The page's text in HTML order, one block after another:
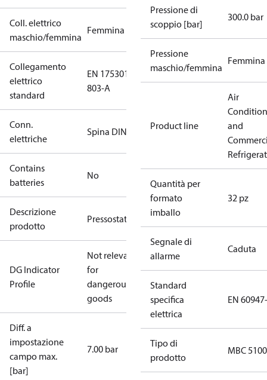
Coll. elettrico
maschio/femmina
Femmina
Collegamento
elettrico
standard
EN 175301-
803-A
Conn.
elettriche
Spina DIN
Contains
batteries
No
Descrizione
prodotto
Pressostato
DG Indicator
Profile
Not relevant
for
dangerous
goods
Diff. a
impostazione
campo max.
[bar]
7.00 bar
Pressione di
scoppio [bar]
300.0 bar
Pressione
maschio/femmina
Femmina
Product line
Air
and
Quantità per
formato
imballo
32 pz
Segnale di
allarme
Caduta
Standard
specifica
elettrica
EN
Tipo di
prodotto
MBC 5100